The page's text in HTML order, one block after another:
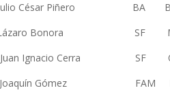
César Piñero BA
Lázaro Bonora SF Mar
Juan Ignacio Cerra SF
Joaquín Gómez FAM